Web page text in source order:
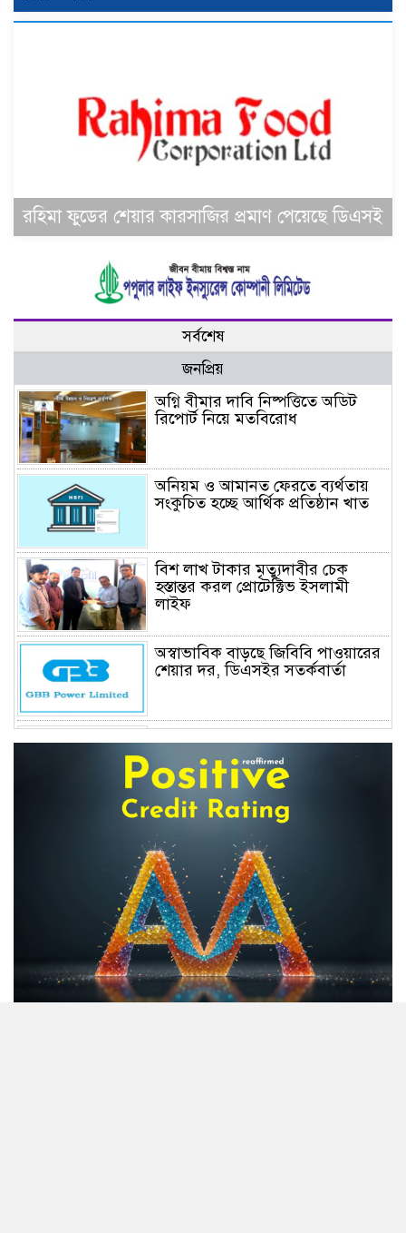
রহিমা ফুডের শেয়ার কারসাজির প্রমাণ পেয়েছে ডিএসই
সর্বশেষ
জনপ্রিয়
অগ্নি বীমার দাবি নিষ্পত্তিতে অডিট
রিপোর্ট নিয়ে মতবিরোধ
অনিয়ম ও আমানত ফেরতে ব্যর্থতায়
সংকুচিত হচ্ছে আর্থিক প্রতিষ্ঠান খাত
বিশ লাখ টাকার মৃত্যুদাবীর চেক
হস্তান্তর করল প্রোটেক্টিভ ইসলামী
লাইফ
অস্বাভাবিক বাড়ছে জিবিবি পাওয়ারের
শেয়ার দর, ডিএসইর সতর্কবার্তা
ও প্রশিক্ষণের বিশেষায়িত প্রতিষ্ঠান
বিএএসএম